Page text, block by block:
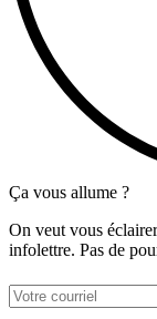
Ça vous allume ?
On veut vous
infolettre. Pas de